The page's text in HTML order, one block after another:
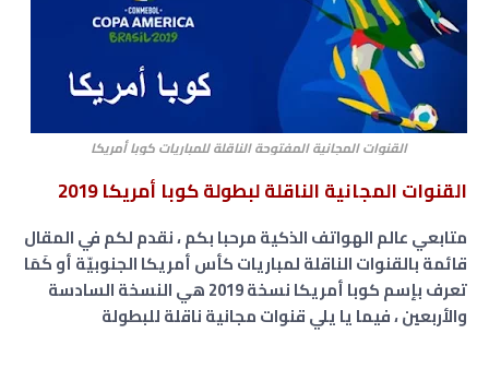
القنوات المجانية المفتوحة الناقلة للمباريات كوبا أمريكا
القنوات المجانية الناقلة لبطولة كوبا أمريكا 2019
متابعي عالم الهواتف الذكية مرحبا بكم ، نقدم لكم في المقال
قائمة بالقنوات الناقلة لمباريات كأس أمريكا الجنوبيّة أو كَمَا
تعرف بإسم كوبا أمريكا نسخة 2019 هي النسخة السادسة
والأربعين ، فيما يا يلي قنوات مجانية ناقلة للبطولة